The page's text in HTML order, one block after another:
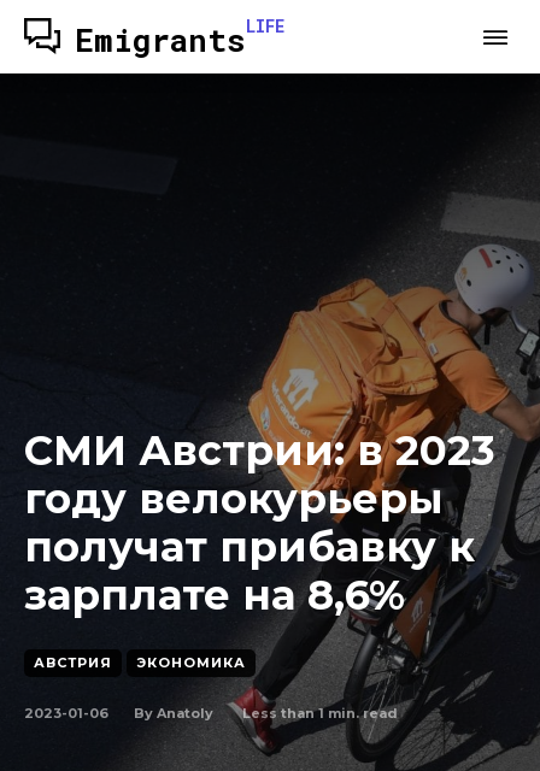
EmigrantsLIFE
СМИ Австрии: в 2023
году велокурьеры
получат прибавку к
зарплате на 8,6%
АВСТРИЯ ЭКОНОМИКА
2023-01-06 By Anatoly Less than 1min. read